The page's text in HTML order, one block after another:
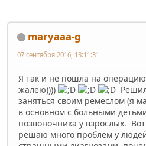
maryaaa-g
07 сентября 2016, 13:11:31
Я так и не пошла на
жалею))))
заняться своим ремеслом (я
в основном с больными
позвоночника у взрослых.
решаю много проблем у